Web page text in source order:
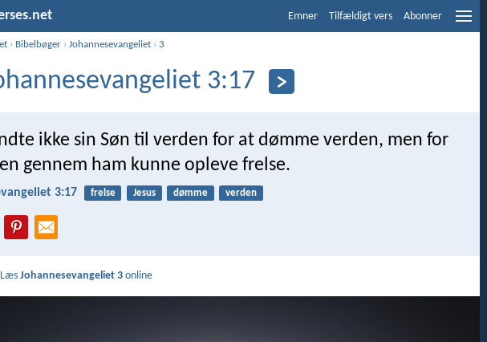
Emner Tilfældigt vers Abonner
› Bibelbøger ›Johannesevangeliet ›3
3:17
ikke sin Søn til verden for at dømme verden, men for
gennem ham kunne opleve frelse.
3:17 frelse Jesus dømme verden
LæsJohannesevangeliet 3 online